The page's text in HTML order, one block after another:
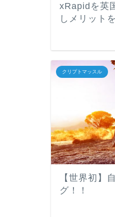
xRapidを英
しメリット
クリプトマッスル
【世界初】
グ！！